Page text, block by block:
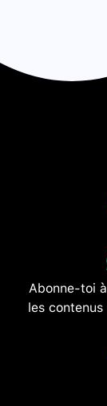
Abonne-toi
les